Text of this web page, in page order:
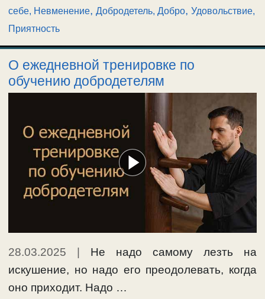
себе, Невменение, Добродетель, Добро, Удовольствие,
Приятность
О ежедневной тренировке по
обучению добродетелям
28.03.2025
Не надо самому лезть на
искушение, но надо его преодолевать, когда
оно приходит. Надо …